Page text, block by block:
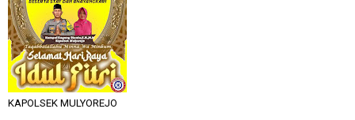
KAPOLSEK MULYOREJO